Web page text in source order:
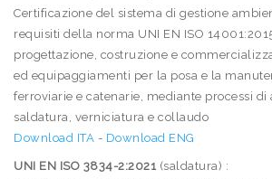
Certificazione del sistema di gestione
requisiti della norma UNI EN ISO
progettazione, costruzione e
ed equipaggiamenti per la posa e la
ferroviarie e catenarie, mediante processi di
saldatura, verniciatura e collaudo
Download ITA - Download ENG
UNI EN ISO 3834-2:2021 (saldatura) :